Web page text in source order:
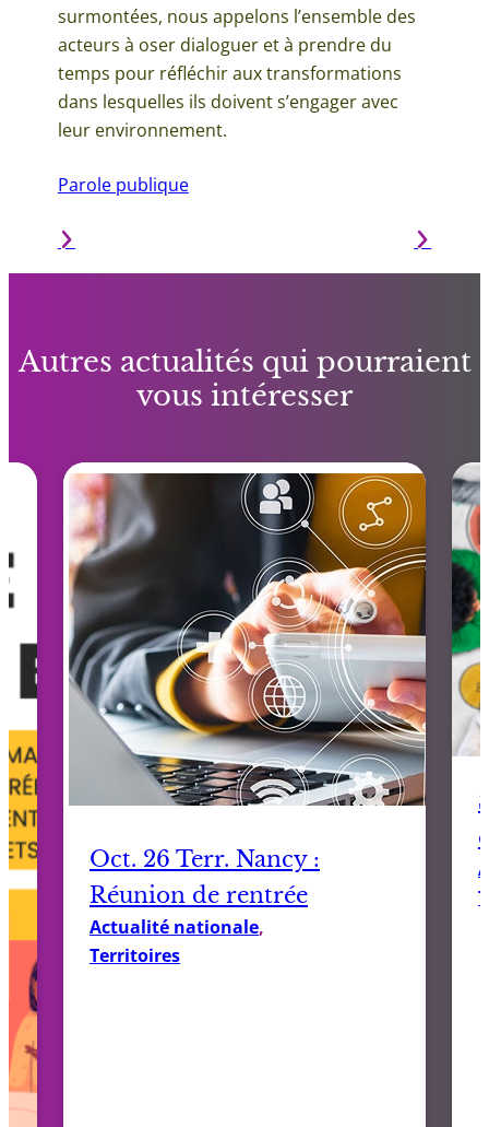
surmontées, nous appelons l’ensemble des
acteurs à oser dialoguer et à prendre du
temps pour réfléchir aux transformations
dans lesquelles ils doivent s’engager avec
leur environnement.
Parole publique
Autres actualités qui pourraient
vous intéresser
Oct. 26 Terr. Nancy :
Réunion de rentrée
Actualité nationale,
Territoires